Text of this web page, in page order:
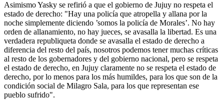
Asimismo Yasky se refirió a que el gobierno de Jujuy no respeta el
estado de derecho: "Hay una policía que atropella y allana por la
noche simplemente diciendo ’somos la policía de Morales’. No hay
orden de allanamiento, no hay jueces, se avasalla la libertad. Es una
verdadera republiqueta donde se avasalla el estado de derecho a
diferencia del resto del país, nosotros podemos tener muchas críticas
al resto de los gobernadores y del gobierno nacional, pero se respeta
el estado de derecho, en Jujuy claramente no se respeta el estado de
derecho, por lo menos para los más humildes, para los que son de la
condición social de Milagro Sala, para los que representan ese
pueblo sufrido".